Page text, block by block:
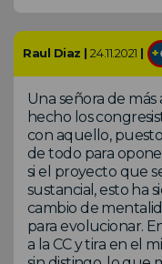
Raul Diaz |24.11.2021 |
Una señora de
hecho los
con aquello,
de todo para
si el proyecto que
sustancial, esto ha
cambio de
para evolucionar.
a la CC y tira en el